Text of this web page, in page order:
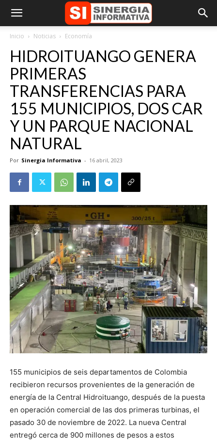
Inicio Noticias Economía
HIDROITUANGO GENERA
PRIMERAS
TRANSFERENCIAS PARA
155 MUNICIPIOS, DOS CAR
Y UN PARQUE NACIONAL
NATURAL
Por Sinergia Informativa - 16 abril, 2023
155 municipios de seis departamentos de Colombia
recibieron recursos provenientes de la generación de
energía de la Central Hidroituango, después de la puesta
en operación comercial de las dos primeras turbinas, el
pasado 30 de noviembre de 2022. La nueva Central
entregó cerca de 900 millones de pesos a estos